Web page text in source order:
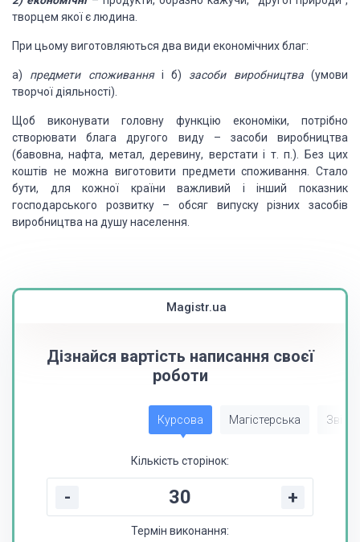
творцем якої є людина.
При цьому виготовляються два види економічних благ:
а) предмети споживанняі б) засоби виробництва(умови
творчої діяльності).
Щоб виконувати головну функцію економіки, потрібно
створювати блага другого виду – засоби виробництва
(бавовна, нафта, метал, деревину, верстати і т. п.). Без цих
коштів не можна виготовити предмети споживання. Стало
бути, для кожної країни важливий і інший показник
господарського розвитку – обсяг випуску різних засобів
виробництва на душу населення.
Magistr.ua
Дізнайся вартість написання своєї
роботи
Курсова Магістерська Звіт
Кількість сторінок:
- +
Термін виконання: